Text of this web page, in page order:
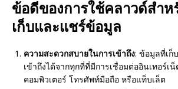
ข้อดีของการใช้คลาวด์สำห
เก็บและแชร์ข้อมูล
ความสะดวกสบายในการเข้าถึง: ข้อมูลที่เก็
เข้าถึงได้จากทุกที่ที่มีการเชื่อมต่ออินเทอร์เ
คอมพิวเตอร์ โทรศัพท์มือถือ หรือแท็บเล็ต